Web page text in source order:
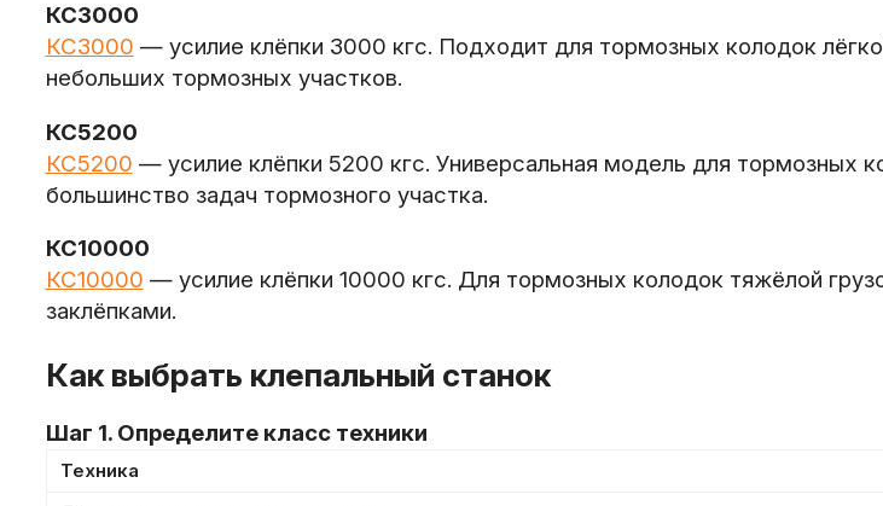
КС3000
КС3000 — усилие клёпки 3000 кгс. Подходит для тормозных колодок
небольших тормозных участков.
КС5200
КС5200 — усилие клёпки 5200 кгс. Универсальная модель для тормозных
большинство задач тормозного участка.
КС10000
КС10000 — усилие клёпки 10000 кгс. Для тормозных колодок тяжёлой
заклёпками.
Как выбрать клепальный станок
Шаг 1. Определите класс техники
Техника